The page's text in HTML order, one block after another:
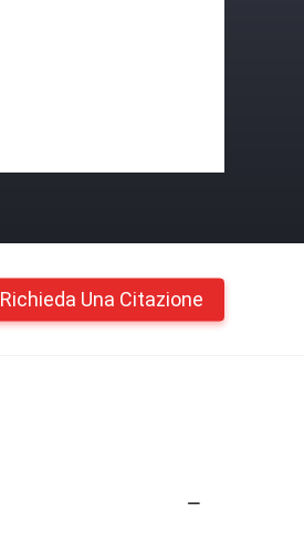
Richieda Una Citazione